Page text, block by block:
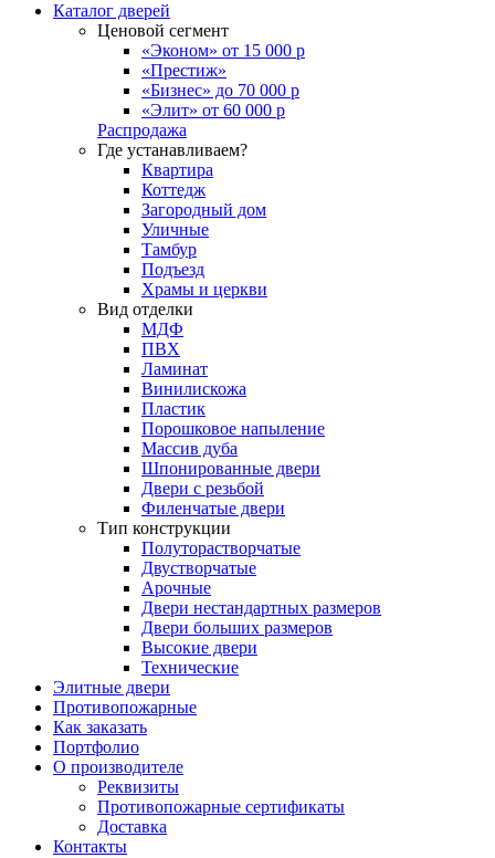
Каталог дверей
Ценовой сегмент
«Эконом» от 15 000 р
«Престиж»
«Бизнес» до 70 000 р
«Элит» от 60 000 р
Распродажа
Где устанавливаем?
Квартира
Коттедж
Загородный дом
Уличные
Тамбур
Подъезд
Храмы и церкви
Вид отделки
МДФ
ПВХ
Ламинат
Винилискожа
Пластик
Порошковое напыление
Массив дуба
Шпонированные двери
Двери с резьбой
Филенчатые двери
Тип конструкции
Полуторастворчатые
Двустворчатые
Арочные
Двери нестандартных размеров
Двери больших размеров
Высокие двери
Технические
Элитные двери
Противопожарные
Как заказать
Портфолио
О производителе
Реквизиты
Противопожарные сертификаты
Доставка
Контакты